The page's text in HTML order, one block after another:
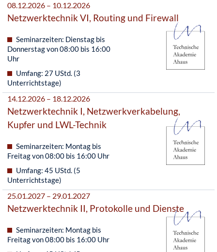
08.12.2026 – 10.12.2026
Netzwerktechnik VI, Routing und Firewall
Seminarzeiten: Dienstag bis
Donnerstag von 08:00 bis 16:00
Uhr
Umfang: 27 UStd. (3
Unterrichtstage)
14.12.2026 – 18.12.2026
Netzwerktechnik I, Netzwerkverkabelung,
Kupfer und LWL-Technik
Seminarzeiten: Montag bis
Freitag von 08:00 bis 16:00 Uhr
Umfang: 45 UStd. (5
Unterrichtstage)
25.01.2027 – 29.01.2027
Netzwerktechnik II, Protokolle und Dienste
Seminarzeiten: Montag bis
Freitag von 08:00 bis 16:00 Uhr